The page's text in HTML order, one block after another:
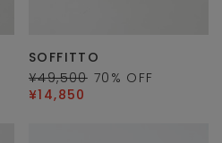
SOFFITTO
¥49,500 70 % OFF
¥14,850